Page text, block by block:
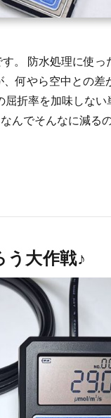
。 防水処理に使
何やら空中との差
折率を加味しな
んでそんなに減る
大作戦♪